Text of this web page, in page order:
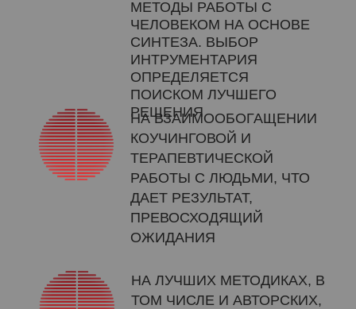
МЕТОДЫ РАБОТЫ С
ЧЕЛОВЕКОМ НА ОСНОВЕ
СИНТЕЗА. ВЫБОР
ИНТРУМЕНТАРИЯ
ОПРЕДЕЛЯЕТСЯ
ПОИСКОМ ЛУЧШЕГО
РЕШЕНИЯ
НА ЛУЧШИХ МЕТОДИКАХ, В
ТОМ ЧИСЛЕ И АВТОРСКИХ,
НА ВЗАИМООБОГАЩЕНИИ
КОУЧИНГОВОЙ И
ТЕРАПЕВТИЧЕСКОЙ
РАБОТЫ С ЛЮДЬМИ, ЧТО
ДАЕТ РЕЗУЛЬТАТ,
ПРЕВОСХОДЯЩИЙ
ОЖИДАНИЯ